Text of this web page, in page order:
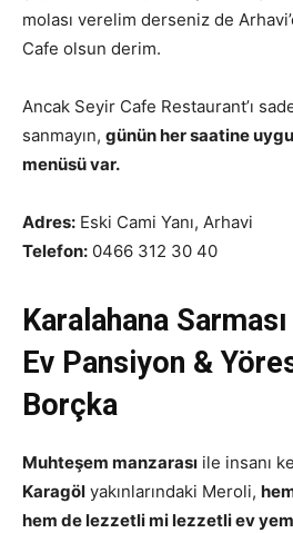
molası verelim derseniz de
Cafe olsun derim.
Ancak Seyir Cafe Restaurant’ı
sanmayın, günün her saatine
menüsü var.
Adres: Eski Cami Yanı, Arhavi
Telefon: 0466 312 30 40
Karalahana
Ev Pansiyon &
Borçka
Muhteşem manzarası ile insanı
Karagöl yakınlarındaki Meroli,
hem de lezzetli mi lezzetli ev